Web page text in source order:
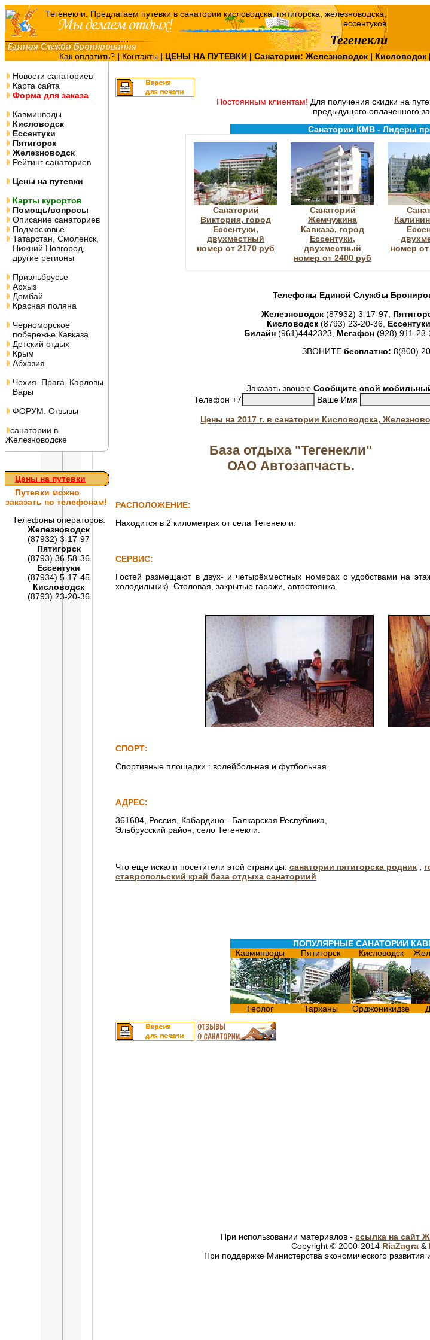
Тегенекли
Как оплатить? | Контакты | ЦЕНЫ НА ПУТЕВКИ| Санатории: Железноводск| Кисловодск |
Новости санаториев
Карта сайта
Форма для заказа
Кавминводы
Кисловодск
Ессентуки
Пятигорск
Железноводск
Рейтинг санаториев
Цены на путевки
Карты курортов
Помощь/вопросы
Описание санаториев
Подмосковье
Татарстан, Смоленск,
Нижний Новгород,
другие регионы
Приэльбрусье
Архыз
Домбай
Красная поляна
Черноморское
побережье Кавказа
Детский отдых
Крым
Абхазия
Чехия. Прага. Карловы
Вары
ФОРУМ. Отзывы
санатории в
Железноводске
Цены на путевки
Путевки можно
заказать по телефонам!
Телефоны операторов:
Железноводск
(87932) 3-17-97
Пятигорск
(8793) 36-58-36
Ессентуки
(87934) 5-17-45
Кисловодск
(8793) 23-20-36
Постоянным клиентам! Для получения скидки на
предыдущего оплаченного
Санатории КМВ - Лидеры
Санаторий
Виктория, город
Ессентуки,
двухместный
номер от 2170 руб
Санаторий
Жемчужина
Кавказа, город
Ессентуки,
двухместный
номер от 2400 руб
номер
Телефоны Единой Службы
Железноводск (87932) 3-17-97,
Кисловодск (8793) 23-20-36, Ессентуки
Билайн (961)4442323, Мегафон (928) 911-23-
ЗВОНИТЕ бесплатно: 8(800)
Заказать звонок: Сообщите свой
Телефон +7
Ваше Имя
Цены на 2017 г. в санатории Кисловодска,
База отдыха "Тегенекли"
ОАО Автозапчасть.
РАСПОЛОЖЕНИЕ:
Находится в 2 километрах от села Тегенекли.
СЕРВИС:
Гостей размещают в двух- и четырёхместных номерах с удобствами на
холодильник). Столовая, закрытые гаражи, автостоянка.
СПОРТ:
Спортивные площадки : волейбольная и футбольная.
АДРЕС:
361604, Россия, Кабардино - Балкарская Республика,
Эльбрусский район, село Тегенекли.
Что еще искали посетители этой страницы: санатории пятигорска родник ;
ставропольский край база отдыха санаториий
ПОПУЛЯРНЫЕ САНАТОРИИ
Кавминводы
Пятигорск Кисловодск
Геолог Тарханы Орджоникидзе
При использовании материалов - ссылка на сайт
Copyright © 2000-2014 RiaZagra&
При поддержке Министерства экономического развития